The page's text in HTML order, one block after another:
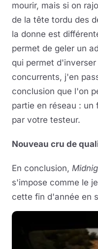
mourir, mais si on
de la tête tordu des
la donne est
permet de geler un
qui permet
concurrents, j'en
conclusion que l'on
partie en réseau : un
par votre testeur.
Nouveau cru de
En conclusion,
s'impose comme le
cette fin d'année en